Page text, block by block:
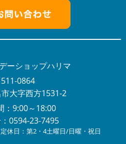
平素は格別のお引き立てをい
いただき厚くお礼申し上げま
プハリマでは、誠に勝手なが
せてい...
ーショップハリマ
0864
大字西方1531-2
：9:00～18:00
0594-23-7495
休日：第2・4土曜日/日曜・祝日